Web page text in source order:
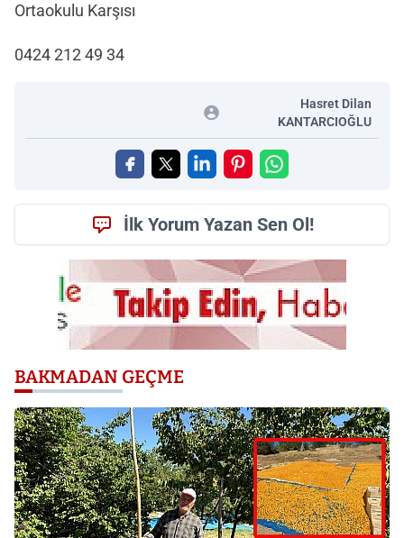
Ortaokulu Karşısı
0424 212 49 34
Hasret Dilan
KANTARCIOĞLU
İlk Yorum Yazan Sen Ol!
BAKMADAN GEÇME